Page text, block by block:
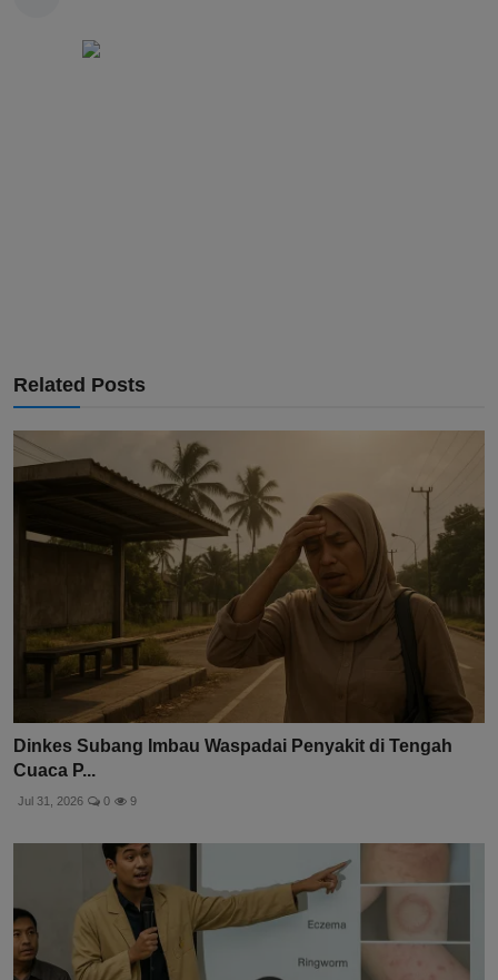
Related Posts
Dinkes Subang Imbau Waspadai Penyakit di Tengah
Cuaca P...
Jul 31, 2026 0 9